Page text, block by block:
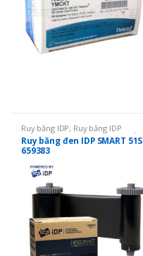
Ruy băng IDP, Ruy băng IDP
SMART 51 Ruy băng mực in thẻ,
Ruy băng đơn màu
Ruy băng đen IDP SMART 51S
659383